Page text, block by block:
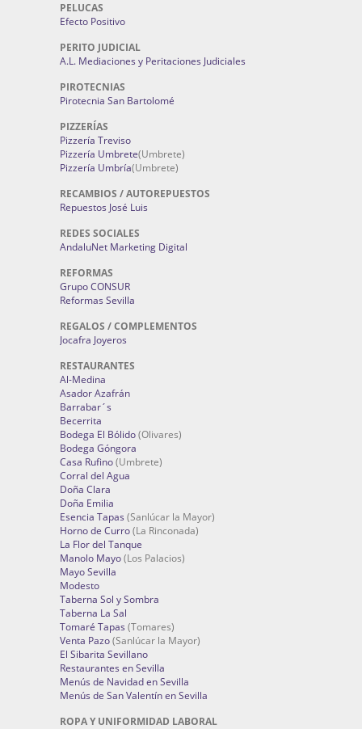
PELUCAS
Efecto Positivo
PERITO JUDICIAL
A.L. Mediaciones y Peritaciones Judiciales
PIROTECNIAS
Pirotecnia San Bartolomé
PIZZERÍAS
Pizzería Treviso
Pizzería Umbrete(Umbrete)
Pizzería Umbría(Umbrete)
RECAMBIOS / AUTOREPUESTOS
Repuestos José Luis
REDES SOCIALES
AndaluNet Marketing Digital
REFORMAS
Grupo CONSUR
Reformas Sevilla
REGALOS / COMPLEMENTOS
Jocafra Joyeros
RESTAURANTES
Al-Medina
Asador Azafrán
Barrabar´s
Becerrita
Bodega El Bólido(Olivares)
Bodega Góngora
Casa Rufino(Umbrete)
Corral del Agua
Doña Clara
Doña Emilia
Esencia Tapas (Sanlúcar la Mayor)
Horno de Curro(La Rinconada)
La Flor del Tanque
Manolo Mayo(Los Palacios)
Mayo Sevilla
Modesto
Taberna Sol y Sombra
Taberna La Sal
Tomaré Tapas (Tomares)
Venta Pazo(Sanlúcar la Mayor)
El Sibarita Sevillano
Restaurantes en Sevilla
Menús de Navidad en Sevilla
Menús de San Valentín en Sevilla
ROPA Y UNIFORMIDAD LABORAL